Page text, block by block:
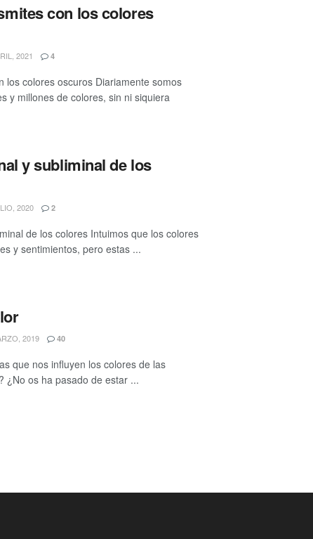
con los colores
2021 4
los colores oscuros Diariamente somos
y millones de colores, sin ni siquiera
y subliminal de los
2020 2
de los colores Intuimos que los colores
y sentimientos, pero estas ...
2019 40
que nos influyen los colores de las
¿No os ha pasado de estar ...